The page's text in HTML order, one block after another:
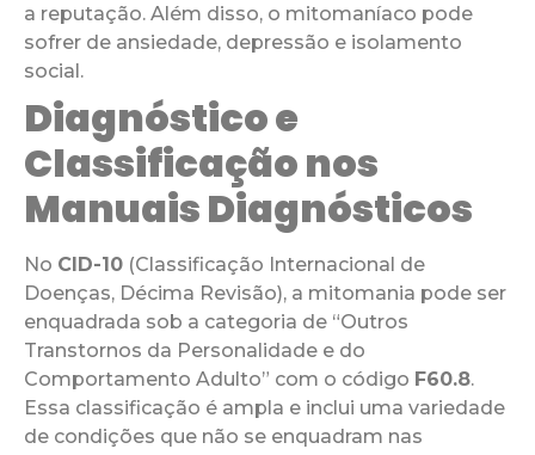
a reputação. Além disso, o mitomaníaco pode
sofrer de ansiedade, depressão e isolamento
social.
Diagnóstico e
Classificação nos
Manuais Diagnósticos
No CID-10 (Classificação Internacional de
Doenças, Décima Revisão), a mitomania pode ser
enquadrada sob a categoria de “Outros
Transtornos da Personalidade e do
Comportamento Adulto” com o código F60.8.
Essa classificação é ampla e inclui uma variedade
de condições que não se enquadram nas